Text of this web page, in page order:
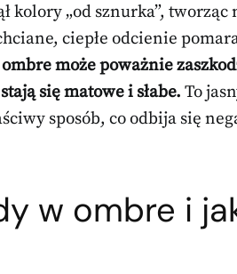
kolory „od sznurka”, tworząc
ciepłe odcienie
może poważnie
się matowe i słabe. To
sposób, co odbija się
w ombre i